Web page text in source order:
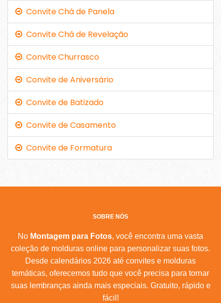
Convite Chá de Panela
Convite Chá de Revelação
Convite Churrasco
Convite de Aniversário
Convite de Batizado
Convite de Casamento
Convite de Formatura
SOBRE NÓS
No Montagem para Fotos, você encontra uma vasta
coleção de molduras online para personalizar suas fotos.
Desde calendários 2026 até convites e molduras
temáticas, oferecemos tudo que você precisa para tornar
suas lembranças ainda mais especiais. Gratuito, rápido e
fácil!